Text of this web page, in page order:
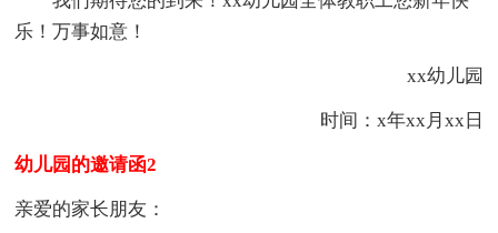
乐！万事如意！
xx幼儿园
时间：x年xx月xx日
幼儿园的邀请函2
亲爱的家长朋友：